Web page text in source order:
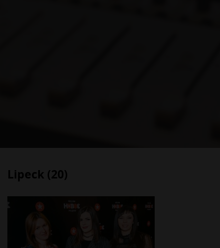
Lipeck (20)